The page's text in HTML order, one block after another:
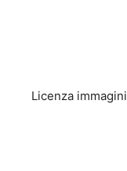
Licenza immagini